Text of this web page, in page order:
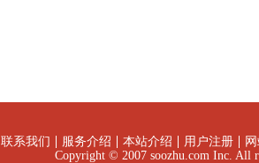
联系我们 服务介绍 本站介绍 用户注册
Copyright © 2007 soozhu.com Inc.